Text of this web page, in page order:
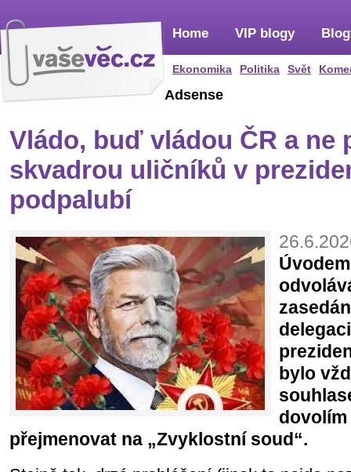
Home
Ekonomika Politika Svět
VIP blogy
Adsense
Vládo, buď vládou ČR a ne
skvadrou uličníků v
podpalubí
bylo
přejmenovat na „Zvyklostní soud“.